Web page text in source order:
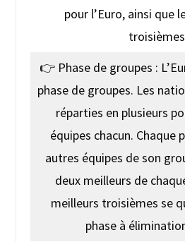
pour l’Euro, ainsi que
👉 Phase de groupes :
phase de groupes. Les
réparties en plusieurs
équipes chacun. Chaque
autres équipes de son
deux meilleurs de
meilleurs troisièmes se
phase à